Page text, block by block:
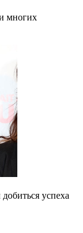
многих
успеха